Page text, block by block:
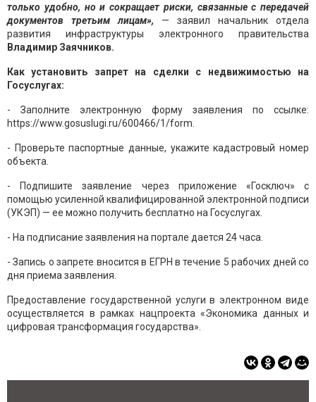
только удобно, но и сокращает риски, связанные с передачей
документов третьим лицам», — заявил начальник отдела
развития инфраструктуры электронного правительства
Владимир Заячников.
Как установить запрет на сделки с недвижимостью на
Госуслугах:
- Заполните электронную форму заявления по ссылке:
https://www.gosuslugi.ru/600466/1/form.
- Проверьте паспортные данные, укажите кадастровый номер
объекта.
- Подпишите заявление через приложение «Госключ» с
помощью усиленной квалифицированной электронной подписи
(УКЭП) — ее можно получить бесплатно на Госуслугах.
- На подписание заявления на портале дается 24 часа.
- Запись о запрете вносится в ЕГРН в течение 5 рабочих дней со
дня приема заявления.
Предоставление государственной услуги в электронном виде
осуществляется в рамках нацпроекта «Экономика данных и
цифровая трансформация государства».